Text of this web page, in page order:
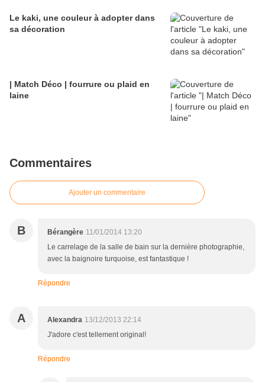
Le kaki, une couleur à adopter dans
sa décoration
| Match Déco | fourrure ou plaid en
laine
Commentaires
Ajouter un commentaire
B Bérangère 11/01/2014 13:20
Le carrelage de la salle de bain sur la dernière photographie,
avec la baignoire turquoise, est fantastique !
Répondre
A Alexandra 13/12/2013 22:14
J'adore c'est tellement original!
Répondre